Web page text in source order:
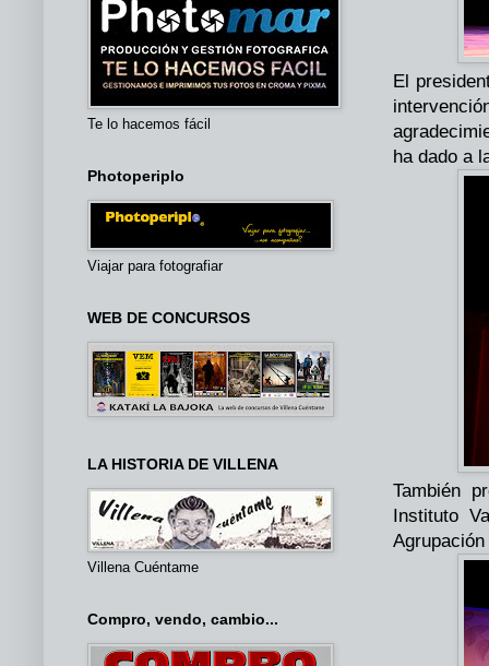
El
ha dado a
También
Instituto
Te lo hacemos fácil
Photoperiplo
Viajar para fotografiar
WEB DE CONCURSOS
LA HISTORIA DE VILLENA
Villena Cuéntame
Compro, vendo, cambio...